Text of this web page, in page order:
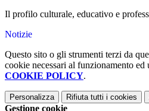
Il profilo culturale, educativo e
Notizie
Questo sito o gli strumenti terzi da
cookie necessari al funzionamento
COOKIE POLICY.
Personalizza Rifiuta tutti i cookies
Gestione cookie